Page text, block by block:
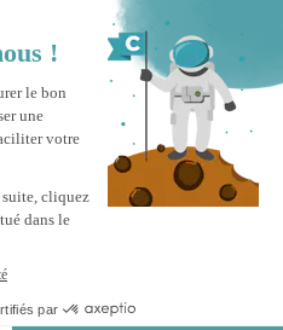
AGOSTA aluminium
PANIER
Sécurisé